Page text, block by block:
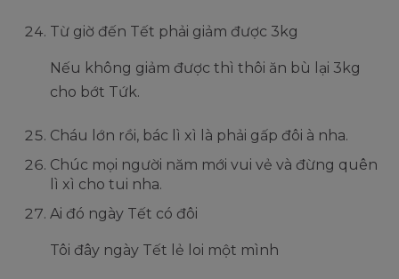
Từ giờ đến Tết phải giảm được 3kg
Nếu không giảm được thì thôi ăn bù lại 3kg
cho bớt Tứk.
Cháu lớn rồi, bác lì xì là phải gấp đôi à nha.
Chúc mọi người năm mới vui vẻ và đừng quên
lì xì cho tui nha.
Ai đó ngày Tết có đôi
Tôi đây ngày Tết lẻ loi một mình